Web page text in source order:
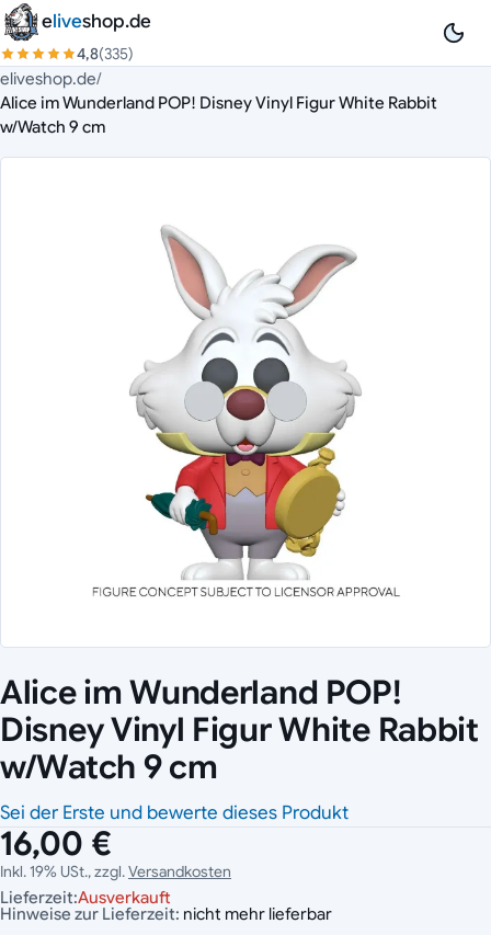
Zum Inhalt springen
eliveshop.de
4,8(335)
eliveshop.de/
Alice im Wunderland POP! Disney Vinyl Figur White Rabbit
w/Watch 9 cm
Alice im Wunderland POP!
Disney Vinyl Figur White Rabbit
w/Watch 9 cm
Sei der Erste und bewerte dieses Produkt
16,00 €
Inkl. 19% USt., zzgl.Versandkosten
Lieferzeit:Ausverkauft
Hinweise zur Lieferzeit: nicht mehr lieferbar